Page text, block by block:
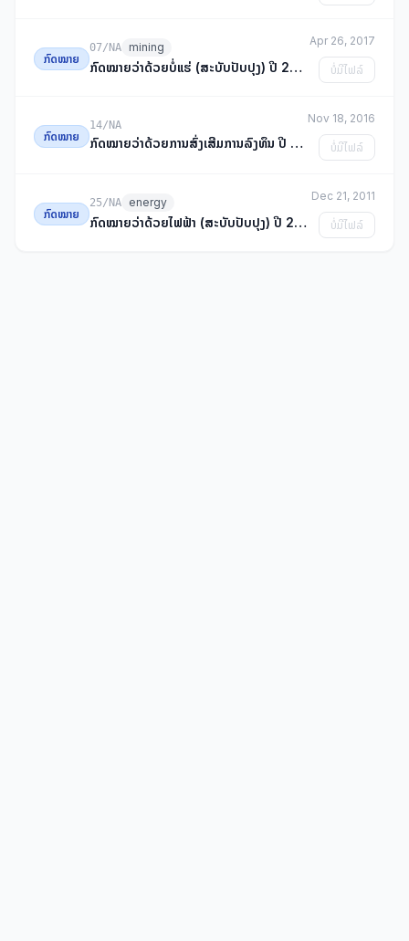
ກົດໝາຍ
07/NA mining
ກົດໝາຍວ່າດ້ວຍບໍ່ແຮ່ (ສະບັບປັບປຸງ) ປີ 2017
Apr 26, 2017
ບໍ່ມີໄຟລ໌
ກົດໝາຍ
14/NA
ກົດໝາຍວ່າດ້ວຍການສົ່ງເສີມການລົງທຶນ ປີ 2016
Nov 18, 2016
ບໍ່ມີໄຟລ໌
ກົດໝາຍ
25/NA energy
ກົດໝາຍວ່າດ້ວຍໄຟຟ້າ (ສະບັບປັບປຸງ) ປີ 2011
Dec 21, 2011
ບໍ່ມີໄຟລ໌